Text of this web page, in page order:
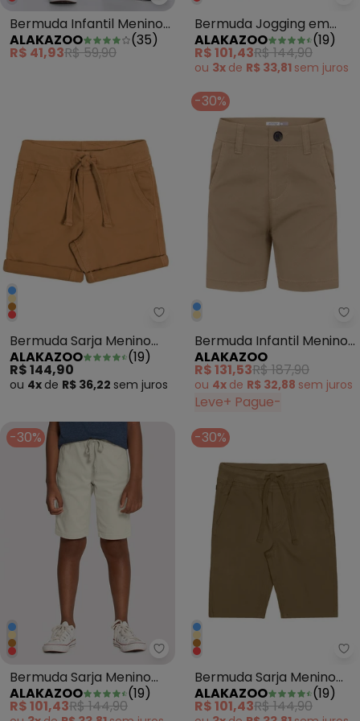
Bermuda Infantil Menino
em Moletom Básica
Marrom
ALAKAZOO (35)
R$ 41,93R$ 59,90
Bermuda Jogging em
Sarja com Elastano Bege
ALAKAZOO (19)
R$ 101,43R$ 144,90
ou 3x de R$ 33,81 sem juros
Alakazoo - Bermuda Sarja
Bermuda Sarja Menino
com Elasticidade Bege
ALAKAZOO (19)
R$ 144,90
ou 4x de R$ 36,22 sem juros
-30%
Bermuda Infantil Menino
com Bolsos Bege
ALAKAZOO
R$ 131,53R$ 187,90
ou 4x de R$ 32,88 sem juros
Leve+ Pague-
-30%
Alakazoo - Bermuda Sarja
Bermuda Sarja Menino
com Elasticidade Bege
ALAKAZOO (19)
R$ 101,43R$ 144,90
-30%
Bermuda Sarja Menino
com Elasticidade Marrom
ALAKAZOO (19)
R$ 101,43R$ 144,90